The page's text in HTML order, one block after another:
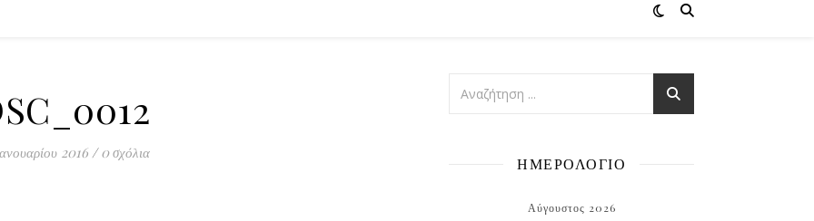
2016 / 0 σχόλια
ΗΜΕΡΟΛΟΓΙΟ
Αύγουστος 2026